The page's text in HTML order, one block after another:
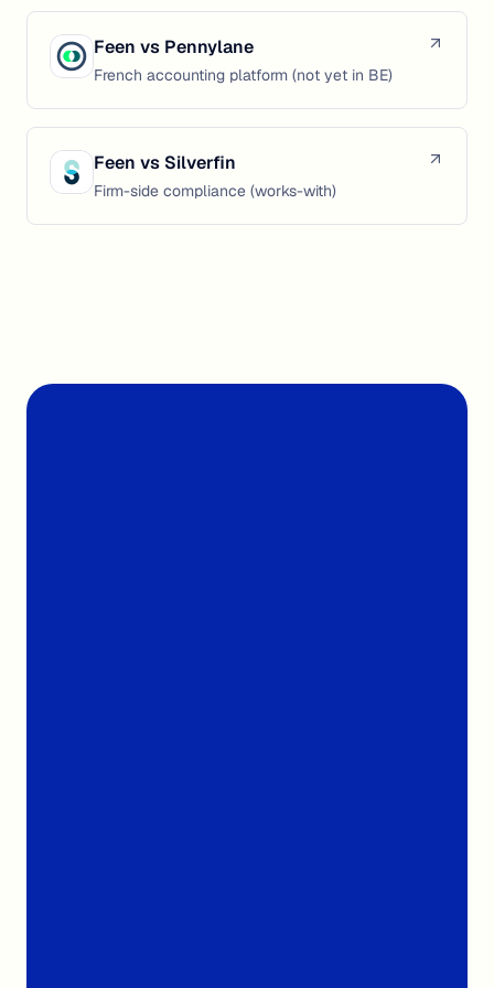
Feen vs Pennylane
French accounting platform (not yet in BE)
Feen vs Silverfin
Firm-side compliance (works-with)